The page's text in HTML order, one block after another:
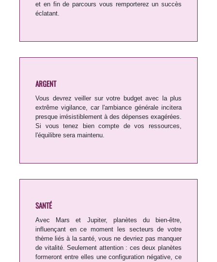
et en fin de parcours vous remporterez un succès
éclatant.
ARGENT
Vous devrez veiller sur votre budget avec la plus
extrême vigilance, car l'ambiance générale incitera
presque irrésistiblement à des dépenses exagérées.
Si vous tenez bien compte de vos ressources,
l'équilibre sera maintenu.
SANTÉ
Avec Mars et Jupiter, planètes du bien-être,
influençant en ce moment les secteurs de votre
thème liés à la santé, vous ne devriez pas manquer
de vitalité. Seulement attention : ces deux planètes
formeront entre elles une configuration négative, ce